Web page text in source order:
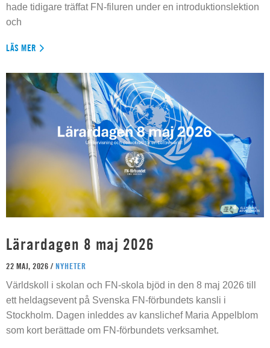
hade tidigare träffat FN-filuren under en introduktionslektion
och
LÄS MER
Lärardagen 8 maj 2026
22 MAJ, 2026 / NYHETER
Världskoll i skolan och FN-skola bjöd in den 8 maj 2026 till
ett heldagsevent på Svenska FN-förbundets kansli i
Stockholm. Dagen inleddes av kanslichef Maria Appelblom
som kort berättade om FN-förbundets verksamhet.